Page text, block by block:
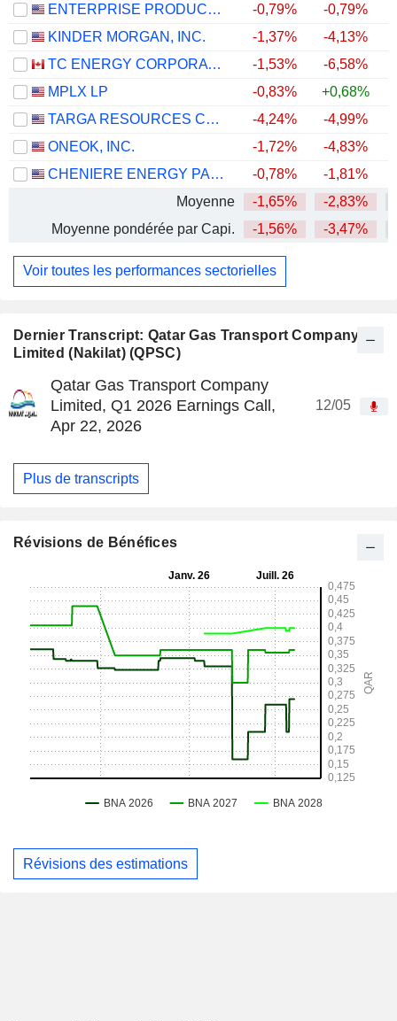
Dernier Transcript: Qatar Gas Transport Company
Limited (Nakilat) (QPSC)
Qatar Gas Transport Company
Limited, Q1 2026 Earnings Call,
Apr 22, 2026
12/05
Plus de transcripts
ENTERPRISE PRODUCTS PARTNERS L.P.
-0,79% -0,79%
KINDER MORGAN, INC.
-1,37% -4,13%
TC ENERGY CORPORATION
-1,53% -6,58%
MPLX LP
-0,83% +0,68%
TARGA RESOURCES CORP.
-4,24% -4,99%
ONEOK, INC.
-1,72% -4,83%
CHENIERE ENERGY PARTNERS, L.P.
-0,78% -1,81%
Moyenne
-1,65% -2,83%
Moyenne pondérée par Capi.
-1,56% -3,47%
Voir toutes les performances sectorielles
Révisions de Bénéfices
Révisions des estimations